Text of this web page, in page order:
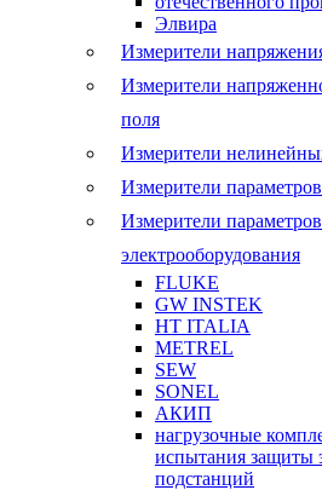
Элвира
Измерители
Измерители
поля
Измерители
Измерители
Измерители
электрооборудования
FLUKE
GW INSTEK
HT ITALIA
METREL
SEW
SONEL
АКИП
нагрузочные
испытания защиты
подстанций